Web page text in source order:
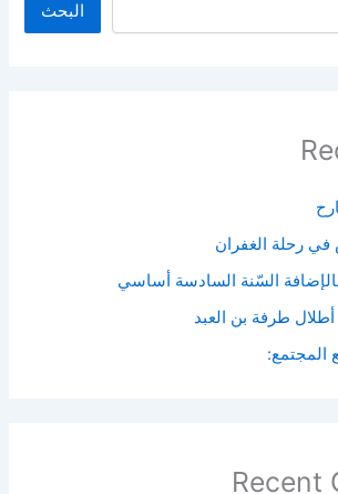
البحث
رحلة الغفران
السّنة السادسة أساسي
طرفة بن العبد
المجتمع:
Recent